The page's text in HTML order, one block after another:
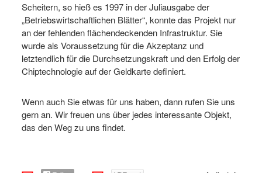
Scheitern, so hieß es 1997 in der Juliausgabe der
„Betriebswirtschaftlichen Blätter“, konnte das Projekt nur
an der fehlenden flächendeckenden Infrastruktur. Sie
wurde als Voraussetzung für die Akzeptanz und
letztendlich für die Durchsetzungskraft und den Erfolg der
Chiptechnologie auf der Geldkarte definiert.
Wenn auch Sie etwas für uns haben, dann rufen Sie uns
gern an. Wir freuen uns über jedes interessante Objekt,
das den Weg zu uns findet.